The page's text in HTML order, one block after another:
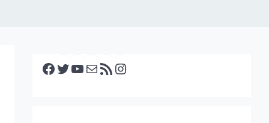
Facebook Twitter YouTube E-mail RSS feed